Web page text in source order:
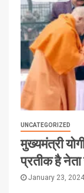
UNCATEGORIZED
मुख्यमंत्री
प्रतीक है
January 23, 2024